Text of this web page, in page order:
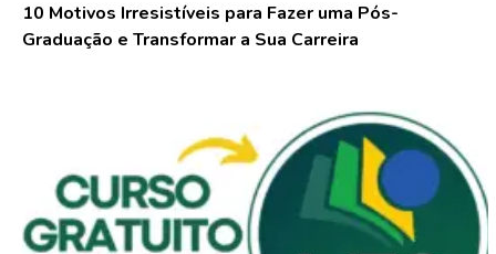
10 Motivos Irresistíveis para Fazer uma Pós-
Graduação e Transformar a Sua Carreira